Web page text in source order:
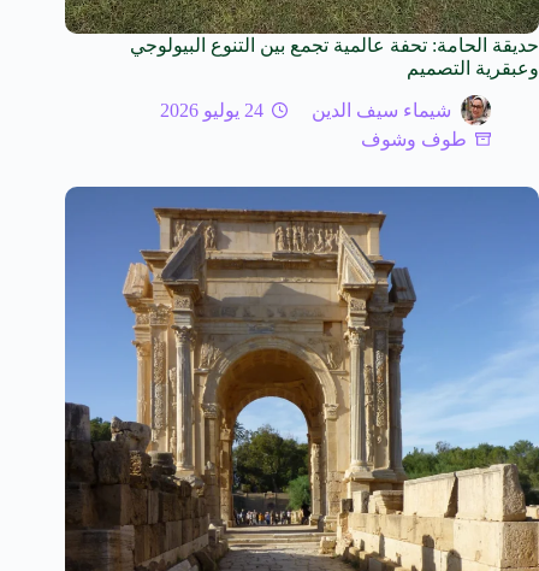
حديقة الحامة: تحفة عالمية تجمع بين التنوع البيولوجي
وعبقرية التصميم
شيماء سيف الدين
24 يوليو 2026
طوف وشوف